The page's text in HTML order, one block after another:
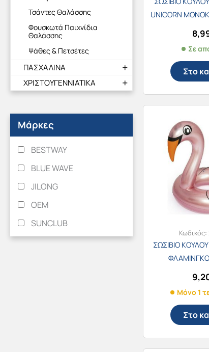
Τσάντες Θαλάσσης
Φουσκωτά Παιχνίδια
Θαλάσσης
Ψάθες & Πετσέτες
ΠΑΣΧΑΛΙΝΑ
ΧΡΙΣΤΟΥΓΕΝΝΙΑΤΙΚΑ
Μάρκες
BESTWAY
BLUE WAVE
JILONG
OEM
SUNCLUB
UNICORN
Σε
Στο
Κωδικός:
ΣΩΣΙΒΙΟ
Μόνο 1
Στο